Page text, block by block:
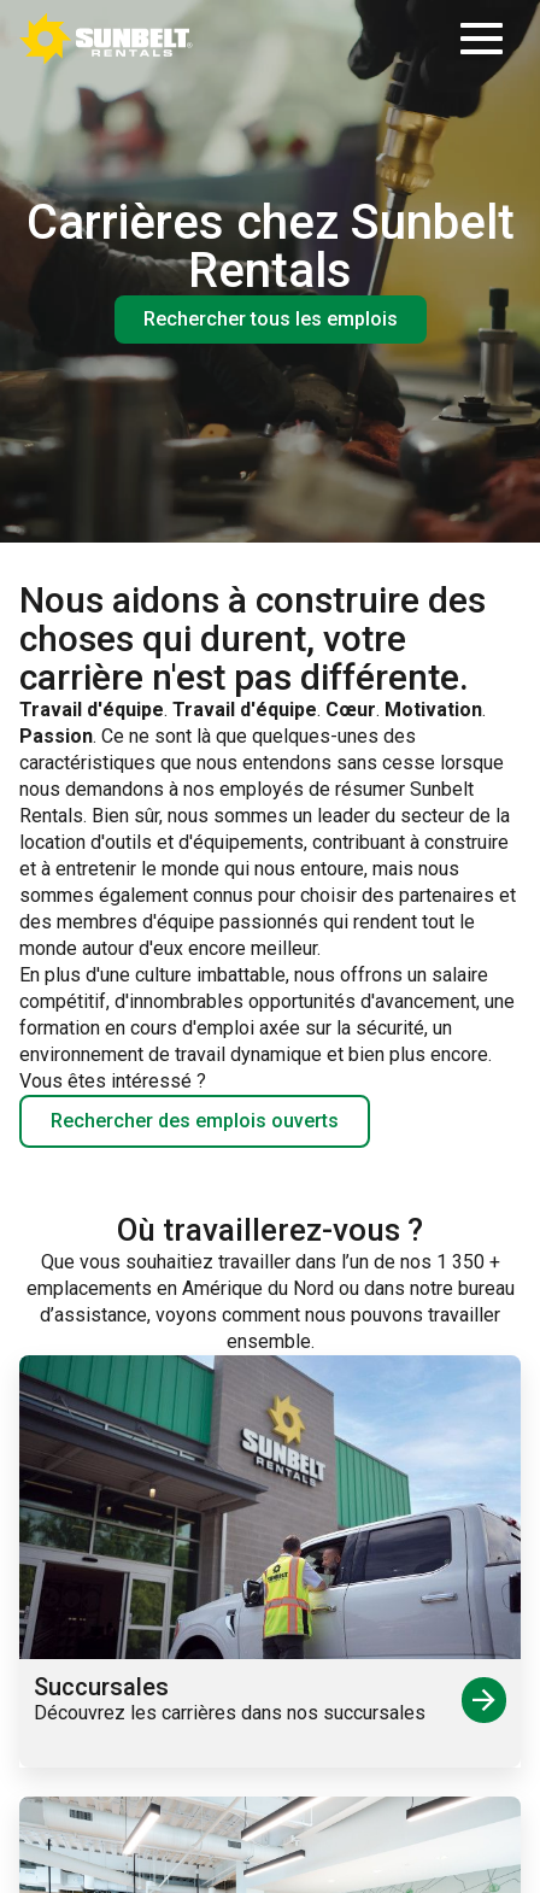
Carrières chez Sunbelt
Rentals
Rechercher tous les emplois
Nous aidons à construire des
choses qui durent, votre
carrière n'est pas différente.
Travail d'équipe. Travail d'équipe. Cœur. Motivation.
Passion. Ce ne sont là que quelques-unes des
caractéristiques que nous entendons sans cesse lorsque
nous demandons à nos employés de résumer Sunbelt
Rentals. Bien sûr, nous sommes un leader du secteur de la
location d'outils et d'équipements, contribuant à construire
et à entretenir le monde qui nous entoure, mais nous
sommes également connus pour choisir des partenaires et
des membres d'équipe passionnés qui rendent tout le
monde autour d'eux encore meilleur.
En plus d'une culture imbattable, nous offrons un salaire
compétitif, d'innombrables opportunités d'avancement, une
formation en cours d'emploi axée sur la sécurité, un
environnement de travail dynamique et bien plus encore.
Vous êtes intéressé ?
Rechercher des emplois ouverts
Où travaillerez-vous ?
Que vous souhaitiez travailler dans l’un de nos 1 350 +
emplacements en Amérique du Nord ou dans notre bureau
d’assistance, voyons comment nous pouvons travailler
ensemble.
Succursales
Découvrez les carrières dans nos succursales arrow_forward